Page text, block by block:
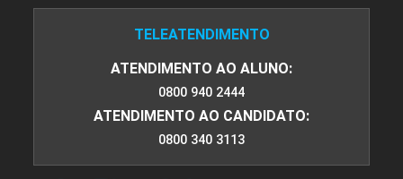
COMPONENTE OPTATIVO
SILVIA DENISE DOS SANTOS BISINOTTO
SIMONE ROCHA PEREIRA
TELEATENDIMENTO
ATENDIMENTO AO ALUNO:
0800 940 2444
ATENDIMENTO AO CANDIDATO:
0800 340 3113